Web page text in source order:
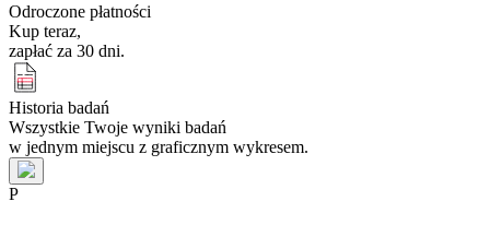
Odroczone płatności
Kup teraz,
zapłać za 30 dni.
Historia badań
Wszystkie Twoje wyniki badań
w jednym miejscu z graficznym wykresem.
P